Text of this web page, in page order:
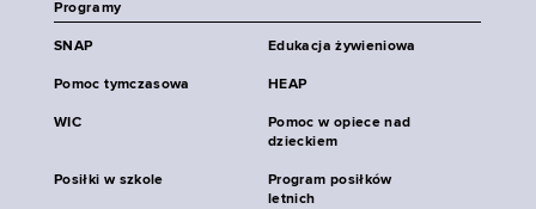
Programy
SNAP Edukacja żywieniowa
Pomoc tymczasowa HEAP
WIC
Pomoc w opiece nad
dzieckiem
Posiłki w szkole
Program posiłków
letnich